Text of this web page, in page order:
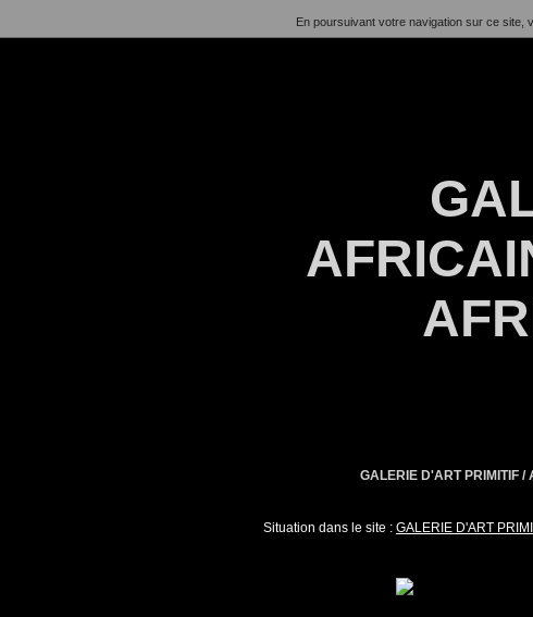
En poursuivant votre navigation sur ce site,
GALERIE D'ART PRIMITIF /
Situation dans le site : GALERIE D'ART